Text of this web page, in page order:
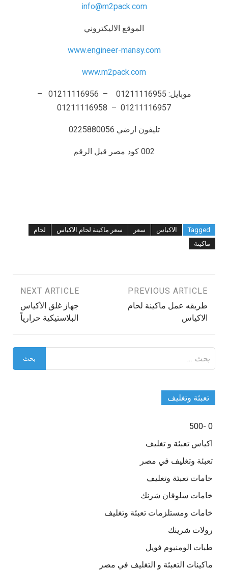
info@m2pack.com
الموقع الاليكتروني
www.engineer-mansy.com
www.m2pack.com
موبايل: 01211116955 – 01211116956 –
01211116957 – 01211116958
تليفون ارضي 0225880056
002 كود مصر قبل الرقم
Tagged الاكياس سعر سعر ماكينة لحام الاكياس
لحام
ماكينة
تصفّح
المقالات
PREVIOUS ARTICLE
طريقه عمل ماكينة لحام
الاكياس
NEXT ARTICLE
جهاز غلق الأكياس
البلاستيكية حرارياً
عن:
تعبئة وتغليف
0 -500
اكياس تعبئة و تغليف
تعبئة وتغليف في مصر
خامات تعبئة وتغليف
خامات سلوفان شرنك
خامات ومستلزمات تعبئة وتغليف
رولات شرينك
طبات الومنيوم فويل
ماكينات التعبئة و التغليف في مصر